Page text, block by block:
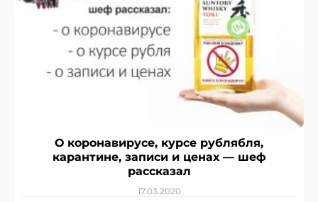
О коронавирусе, курсе рублябля,
карантине, записи и ценах — шеф
рассказал
17.03.2020